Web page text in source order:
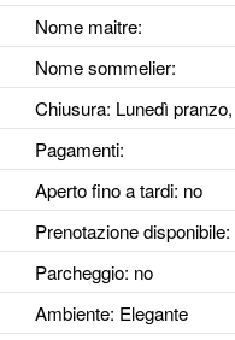
Nome maitre:
Nome sommelier:
Chiusura: Lunedì
Pagamenti:
Aperto fino a tardi: no
Prenotazione disponibile:
Parcheggio: no
Ambiente: Elegante